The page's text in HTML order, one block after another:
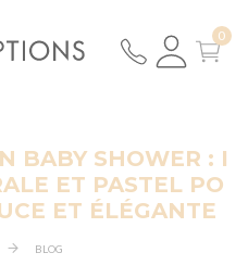
BABY SHOWER : I
ET PASTEL PO
ET ÉLÉGANTE
BLOG